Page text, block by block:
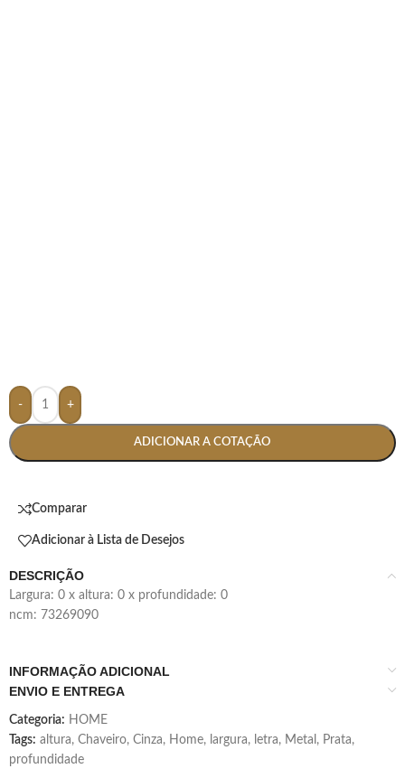
- +
ADICIONAR A COTAÇÃO
Comparar
Adicionar à Lista de Desejos
DESCRIÇÃO
largura: 0 x altura: 0 x profundidade: 0
ncm: 73269090
INFORMAÇÃO ADICIONAL
ENVIO E ENTREGA
Categoria: HOME
Tags: altura, Chaveiro, Cinza, Home, largura, letra, Metal , Prata,
profundidade